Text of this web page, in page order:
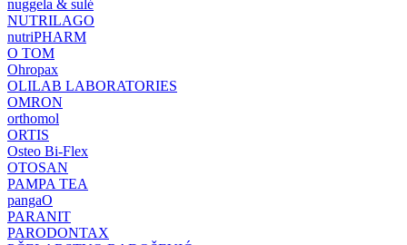
nuggela & sulé
NUTRILAGO
nutriPHARM
O TOM
Ohropax
OLILAB LABORATORIES
OMRON
orthomol
ORTIS
Osteo Bi-Flex
OTOSAN
PAMPA TEA
pangaO
PARANIT
PARODONTAX